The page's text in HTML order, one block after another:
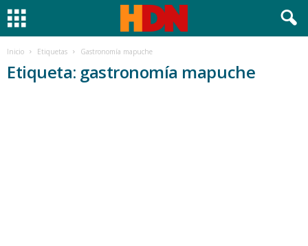
Inicio Etiquetas Gastronomía mapuche
Etiqueta: gastronomía mapuche